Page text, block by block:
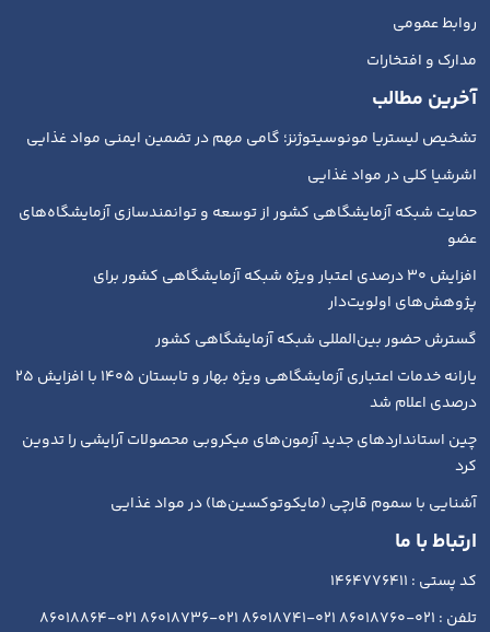
روابط عمومی
مدارک و افتخارات
آخرین مطالب
تشخیص لیستریا مونوسیتوژنز؛ گامی مهم در تضمین ایمنی مواد غذایی
اشرشیا کلی در مواد غذایی
حمایت شبکه آزمایشگاهی کشور از توسعه و توانمندسازی آزمایشگاه‌های
عضو
افزایش ۳۰ درصدی اعتبار ویژه شبکه آزمایشگاهی کشور برای
پژوهش‌های اولویت‌دار
گسترش حضور بین‌المللی شبکه آزمایشگاهی کشور
یارانه خدمات اعتباری آزمایشگاهی ویژه بهار و تابستان ۱۴۰۵ با افزایش ۲۵
درصدی اعلام شد
چین استانداردهای جدید آزمون‌های میکروبی محصولات آرایشی را تدوین
کرد
آشنایی با سموم قارچی (مایکوتوکسین‌ها) در مواد غذایی
ارتباط با ما
کد پستی : 1464776411
تلفن : 021-86018760 021-86018741 021-86018736 021-86018864